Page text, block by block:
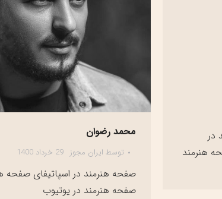
محمد رضوان
توسط ایران مجوز 29 خرداد 1400
صفحه هنرمند در اسپاتیفای صفحه
صفحه هنرمند در یوتیوب
در
هنرمند